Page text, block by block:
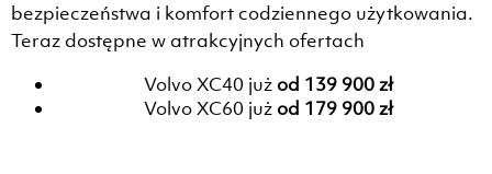
bezpieczeństwa i komfort codziennego użytkowania.
Teraz dostępne w atrakcyjnych ofertach
Volvo XC40 już od 139 900 zł
Volvo XC60 już od 179 900 zł